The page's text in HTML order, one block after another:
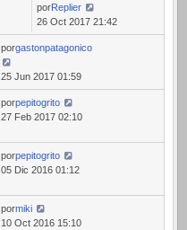
porReplier
26 Oct 2017 21:42
porgastonpatagonico
25 Jun 2017 01:59
porpepitogrito
27 Feb 2017 02:10
porpepitogrito
05 Dic 2016 01:12
pormiki
10 Oct 2016 15:10